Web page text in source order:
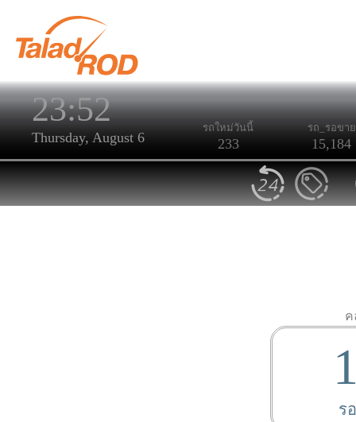
23:52
Thursday, August 6
รถใหม่วันนี้
233
รถ_รอขาย
15,184
ค
ร